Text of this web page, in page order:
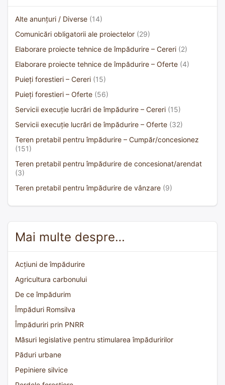
Alte anunțuri / Diverse (14)
Comunicări obligatorii ale proiectelor (29)
Elaborare proiecte tehnice de împădurire – Cereri (2)
Elaborare proiecte tehnice de împădurire – Oferte (4)
Puieți forestieri – Cereri (15)
Puieți forestieri – Oferte (56)
Servicii execuție lucrări de împădurire – Cereri (15)
Servicii execuție lucrări de împădurire – Oferte (32)
Teren pretabil pentru împădurire – Cumpăr/concesionez
(151)
Teren pretabil pentru împădurire de concesionat/arendat
(3)
Teren pretabil pentru împădurire de vânzare (9)
Mai multe despre…
Acțiuni de împădurire
Agricultura carbonului
De ce împădurim
Împăduri Romsilva
Împăduriri prin PNRR
Măsuri legislative pentru stimularea împăduririlor
Păduri urbane
Pepiniere silvice